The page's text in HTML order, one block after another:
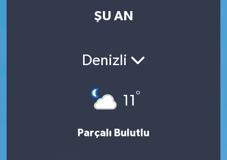
ŞU AN
Denizli
11 °
Parçalı Bulutlu